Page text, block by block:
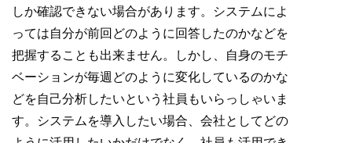
しか確認できない場合があります。システムによ
っては自分が前回どのように回答したのかなどを
把握することも出来ません。しかし、自身のモチ
ベーションが毎週どのように変化しているのかな
どを自己分析したいという社員もいらっしゃいま
す。システムを導入したい場合、会社としてどの